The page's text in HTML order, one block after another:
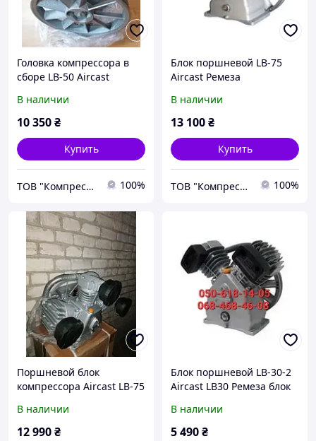
Головка компрессора в
сборе LB-50 Aircast
В наличии
10 350₴
Купить
ТОВ "Компресорне обладнання" 100%
Блок поршневой LB-75
Aircast Ремеза
В наличии
13 100₴
Купить
ТОВ "Компресорне обладнання" 100%
Поршневой блок
компрессора Aircast LB-75
В наличии
12 990₴
Блок поршневой LB-30-2
Aircast LB30 Ремеза блок
В наличии
5 490₴